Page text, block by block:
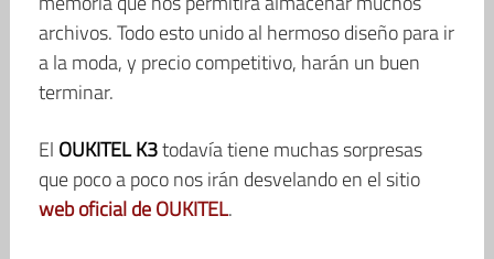
archivos. Todo esto unido al hermoso diseño para ir
a la moda, y precio competitivo, harán un buen
terminar.
El OUKITEL K3todavía tiene muchas sorpresas
que poco a poco nos irán desvelando en el sitio
web oficial de OUKITEL.